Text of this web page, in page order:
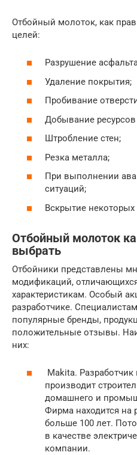
Отбойный молоток, как
целей:
Разрушение
Удаление покрытия;
Пробивание
Добывание
Штробление стен;
Резка металла;
При выполнении
ситуаций;
Вскрытие некоторых
Отбойный молоток
выбрать
Отбойники представлены
модификаций,
характеристикам. Особый
разработчике.
популярные бренды,
положительные отзывы.
них:
Makita.
производит
домашнего и
Фирма находится на
больше 100 лет.
в качестве
компании.